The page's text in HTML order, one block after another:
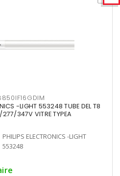
-LIGHT 553248 TUBE DEL T8
347V VITRE TYPEA
PHILIPS ELECTRONICS -LIGHT
553248